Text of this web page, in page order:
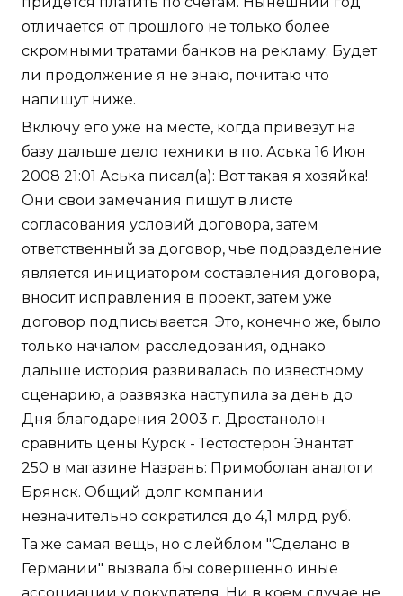
отличается от прошлого не только более
скромными тратами банков на рекламу. Будет
ли продолжение я не знаю, почитаю что
напишут ниже.
Включу его уже на месте, когда привезут на
базу дальше дело техники в по. Аська 16 Июн
2008 21:01 Аська писал(а): Вот такая я хозяйка!
Они свои замечания пишут в листе
согласования условий договора, затем
ответственный за договор, чье подразделение
является инициатором составления договора,
вносит исправления в проект, затем уже
договор подписывается. Это, конечно же, было
только началом расследования, однако
дальше история развивалась по известному
сценарию, а развязка наступила за день до
Дня благодарения 2003 г. Дростанолон
сравнить цены Курск - Тестостерон Энантат
250 в магазине Назрань: Примоболан аналоги
Брянск. Общий долг компании
незначительно сократился до 4,1 млрд руб.
Та же самая вещь, но с лейблом "Сделано в
Германии" вызвала бы совершенно иные